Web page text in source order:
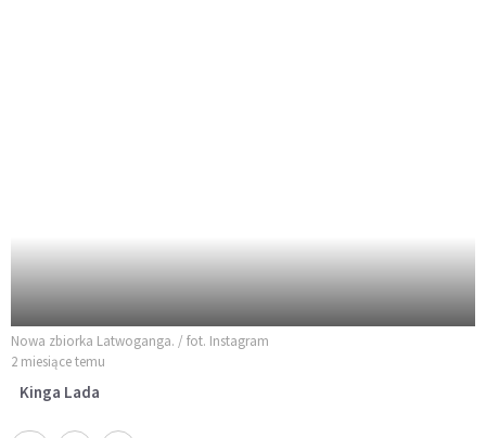
Nowa zbiorka Latwoganga. / fot. Instagram
2 miesiące temu
Kinga Lada